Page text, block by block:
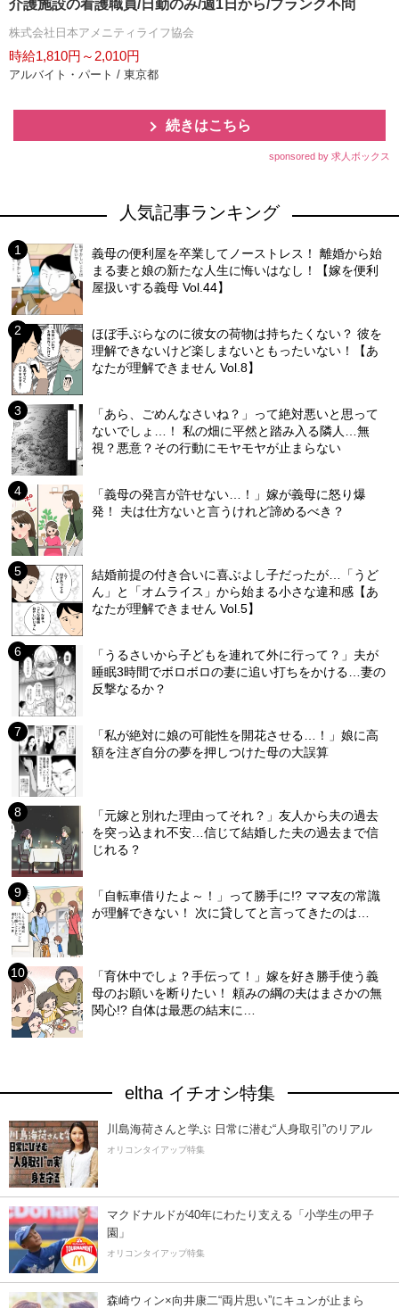
介護施設の看護職員/日勤のみ/週1日から/ブランク不問
株式会社日本アメニティライフ協会
時給1,810円～2,010円
アルバイト・パート / 東京都
続きはこちら
sponsored by 求人ボックス
人気記事ランキング
義母の便利屋を卒業してノーストレス！ 離婚から始
まる妻と娘の新たな人生に悔いはなし！【嫁を便利
屋扱いする義母 Vol.44】
ほぼ手ぶらなのに彼女の荷物は持ちたくない？ 彼を
理解できないけど楽しまないともったいない！【あ
なたが理解できません Vol.8】
「あら、ごめんなさいね？」って絶対悪いと思って
ないでしょ…！ 私の畑に平然と踏み入る隣人…無
視？悪意？その行動にモヤモヤが止まらない
「義母の発言が許せない…！」嫁が義母に怒り爆
発！ 夫は仕方ないと言うけれど諦めるべき？
結婚前提の付き合いに喜ぶよし子だったが…「うど
ん」と「オムライス」から始まる小さな違和感【あ
なたが理解できません Vol.5】
「うるさいから子どもを連れて外に行って？」夫が
睡眠3時間でボロボロの妻に追い打ちをかける…妻の
反撃なるか？
「私が絶対に娘の可能性を開花させる…！」娘に高
額を注ぎ自分の夢を押しつけた母の大誤算
「元嫁と別れた理由ってそれ？」友人から夫の過去
を突っ込まれ不安…信じて結婚した夫の過去まで信
じれる？
「自転車借りたよ～！」って勝手に!? ママ友の常識
が理解できない！ 次に貸してと言ってきたのは…
「育休中でしょ？手伝って！」嫁を好き勝手使う義
母のお願いを断りたい！ 頼みの綱の夫はまさかの無
関心!? 自体は最悪の結末に…
eltha イチオシ特集
川島海荷さんと学ぶ 日常に潜む“人身取引”のリアル
オリコンタイアップ特集
マクドナルドが40年にわたり支える「小学生の甲子
園」
オリコンタイアップ特集
森崎ウィン×向井康二“両片思い”にキュンが止まら